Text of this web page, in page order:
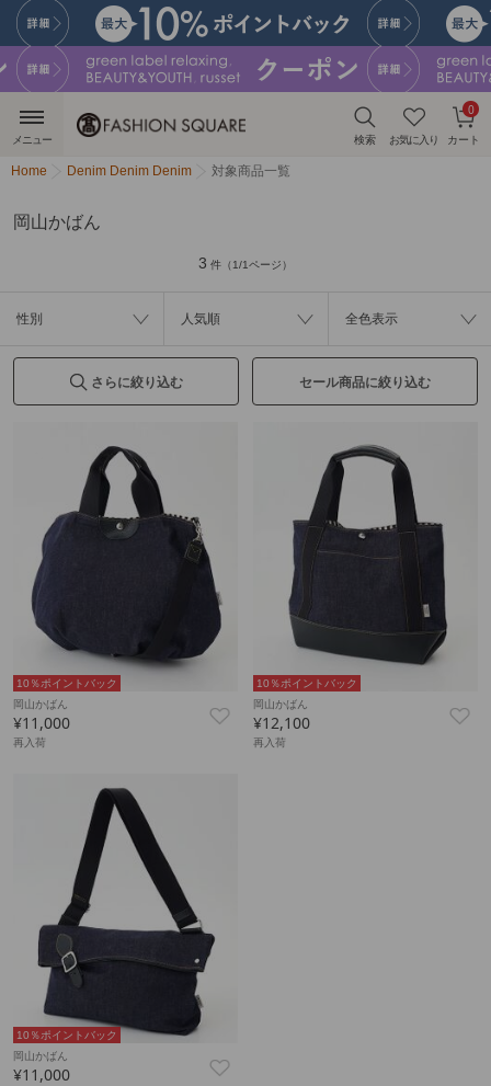
検索 お気に入り カート
0
メニュー
Home Denim Denim Denim 対象商品一覧
岡山かばん
3 件（1/1ページ）
性別 人気順 全色表示
さらに絞り込む セール商品に絞り込む
10％ポイントバック
岡山かばん
¥11,000
再入荷
10％ポイントバック
岡山かばん
¥12,100
再入荷
10％ポイントバック
岡山かばん
¥11,000